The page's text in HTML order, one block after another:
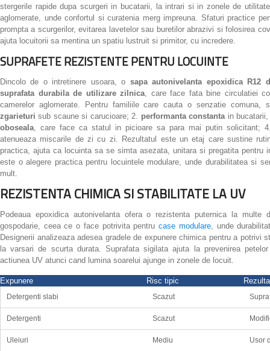
stergerile rapide dupa scurgeri in bucatarii, la intrari si in zonele de
aglomerate, unde confortul si curatenia merg impreuna. Sfaturi practice
prompta a scurgerilor, evitarea lavetelor sau buretilor abrazivi si folosirea
ajuta locuitorii sa mentina un spatiu lustruit si primitor, cu incredere.
SUPRAFETE REZISTENTE PENTRU LOCUINTE
Dincolo de o intretinere usoara, o sapa autonivelanta epoxidica R12
suprafata durabila de utilizare zilnica, care face fata bine circulatiei
camerelor aglomerate. Pentru familiile care cauta o senzatie
zgarieturi sub scaune si carucioare; 2. performanta constantain
oboseala, care face ca statul in picioare sa para mai putin solicitant;
atenueaza miscarile de zi cu zi. Rezultatul este un etaj care sustine
practica, ajuta ca locuinta sa se simta asezata, unitara si pregatita pentru
este o alegere practica pentru locuintele modulare, unde durabilitatea si
mult.
REZISTENTA CHIMICA SI STABILITATE LA UV
Podeaua epoxidica autonivelanta ofera o rezistenta puternica la multe
gospodarie, ceea ce o face potrivita pentrucase modulare, unde
Designerii analizeaza adesea gradele de expunere chimica pentru a potrivi
la varsari de scurta durata. Suprafata sigilata ajuta la prevenirea
actiunea UV atunci cand lumina soarelui ajunge in zonele de locuit.
Expunere Risc tipic
Detergenti slabi Scazut
Detergenti Scazut
Uleiuri Mediu Usor